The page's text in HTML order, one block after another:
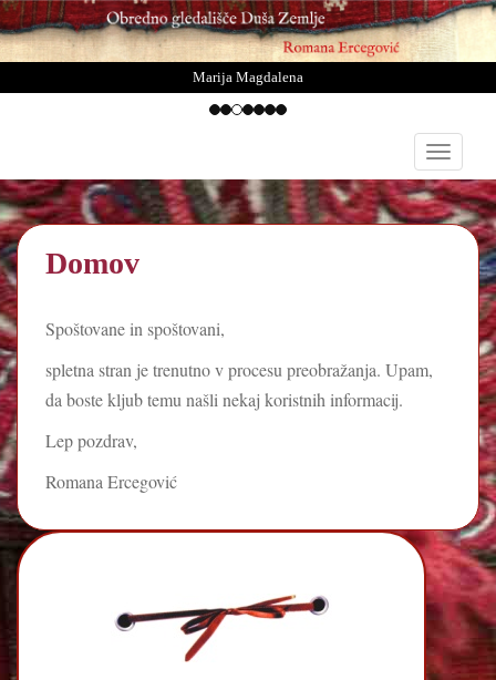
Marija Magdalena
i
p
t
o
m
a
i
n
c
o
n
t
e
n
t
Domov
Spoštovane in spoštovani,
spletna stran je trenutno v procesu preobražanja. Upam,
da boste kljub temu našli nekaj koristnih informacij.
Lep pozdrav,
Romana Ercegović